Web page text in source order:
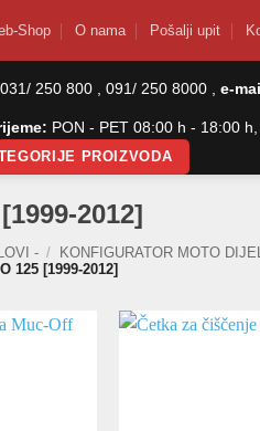
Shop O nama Pošalji upit
031/ 250 800 , 091/ 250 8000 , e-
PON - PET 08:00 h - 18:00
PROIZVODA
2012]
- / KONFIGURATOR MOTO
125 [1999-2012]